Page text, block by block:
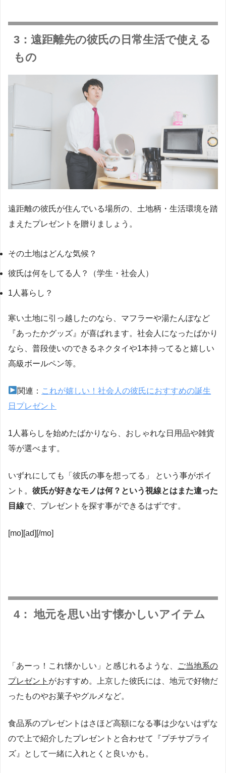
3：遠距離先の彼氏の日常生活で使える
もの
遠距離の彼氏が住んでいる場所の、土地柄・生活環境を踏
まえたプレゼントを贈りましょう。
その土地はどんな気候？
彼氏は何をしてる人？（学生・社会人）
1人暮らし？
寒い土地に引っ越したのなら、マフラーや湯たんぽなど
『あったかグッズ』が喜ばれます。社会人になったばかり
なら、普段使いのできるネクタイや1本持ってると嬉しい
高級ボールペン等。
関連： これが嬉しい！社会人の彼氏におすすめの誕生
日プレゼント
1人暮らしを始めたばかりなら、おしゃれな日用品や雑貨
等が選べます。
いずれにしても「彼氏の事を想ってる」 という事がポイ
ント。 彼氏が好きなモノは何？という視線とはまた違った
目線で、プレゼントを探す事ができるはずです。
[mo][ad][/mo]
4： 地元を思い出す懐かしいアイテム
「あーっ！これ懐かしい」と感じれるような、
ご当地系の
プレゼント がおすすめ。上京した彼氏には、地元で好物だ
ったものやお菓子やグルメなど。
食品系のプレゼントはさほど高額になる事は少ないはずな
ので上で紹介したプレゼントと合わせて『プチサプライ
ズ』として一緒に入れとくと良いかも。